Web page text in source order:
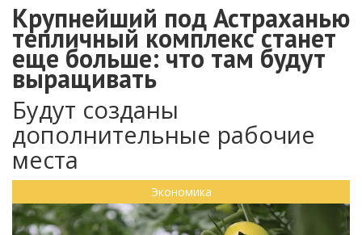
Крупнейший под Астраханью
тепличный комплекс станет
еще больше: что там будут
выращивать
Будут созданы
дополнительные рабочие
места
Экономика